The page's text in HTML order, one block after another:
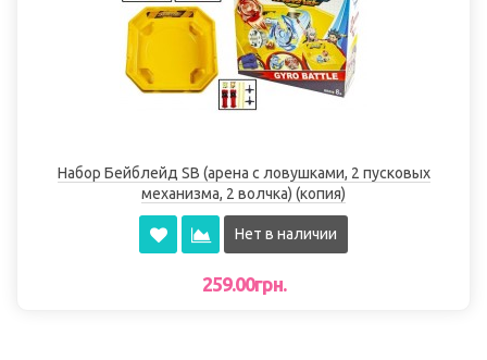
Набор Бейблейд SB (арена с ловушками, 2 пусковых
механизма, 2 волчка) (копия)
Нет в наличии
259.00грн.